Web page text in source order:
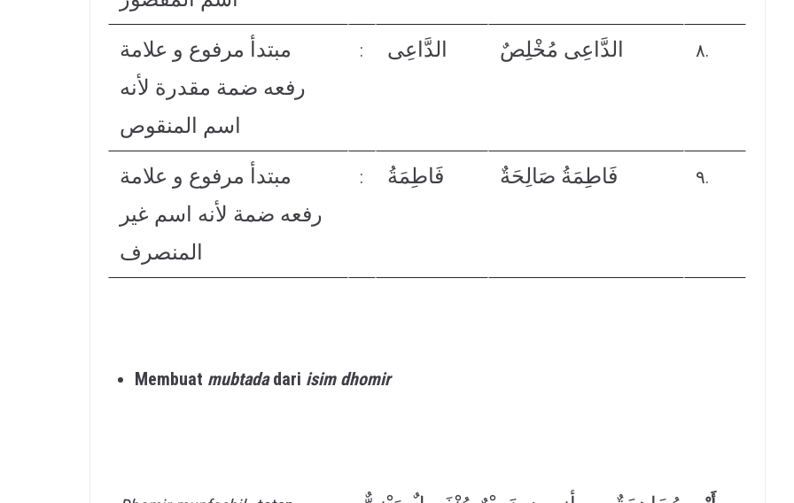
مبتدأ مرفوع و علامة
رفعه ضمة مقدرة لأنه
اسم المنقوص
: الدَّاعِى الدَّاعِى مُخْلِصٌ ٨.
مبتدأ مرفوع و علامة
رفعه ضمة لأنه اسم غير
المنصرف
: فَاطِمَةُ فَاطِمَةُ صَالِحَةٌ ٩.
Membuat mubtadadari isim dhomir